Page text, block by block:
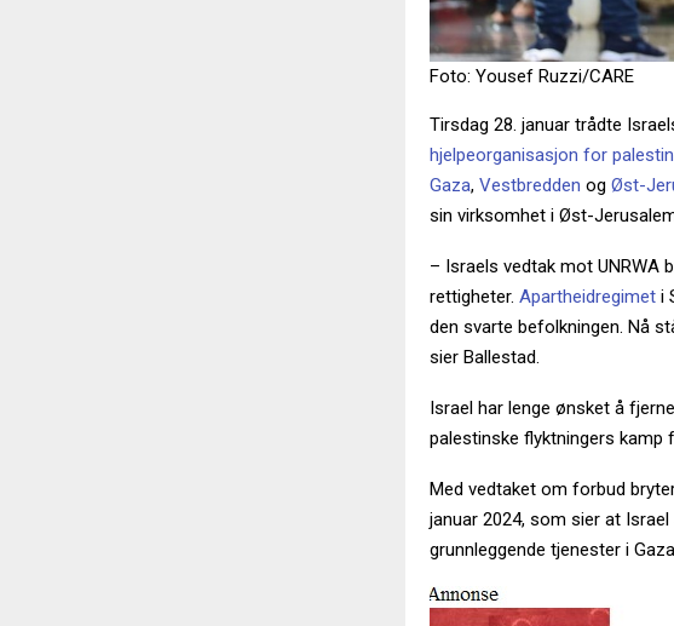
Foto: Yousef Ruzzi/CARE
Tirsdag 28. januar trådte
hjelpeorganisasjon for
Gaza, Vestbredden og Øst-
sin virksomhet i Øst-
– Israels vedtak mot UNRWA
rettigheter. Apartheidregimet i
den svarte befolkningen. Nå
sier Ballestad.
Israel har lenge ønsket å
palestinske flyktningers
Med vedtaket om forbud
januar 2024, som sier at
grunnleggende tjenester i